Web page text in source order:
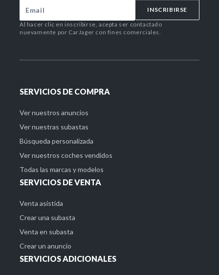
INSCRIBIRSE
Al hacer clic en inscribirse, acepta ser contactado
nuevamente por CarJager con fines comerciales.
SERVICIOS DE COMPRA
Ver nuestros anuncios
Ver nuestras subastas
Búsqueda personalizada
Ver nuestros coches vendidos
Todas las marcas y modelos
SERVICIOS DE VENTA
Venta asistida
Crear una subasta
Venta en subasta
Crear un anuncio
SERVICIOS ADICIONALES